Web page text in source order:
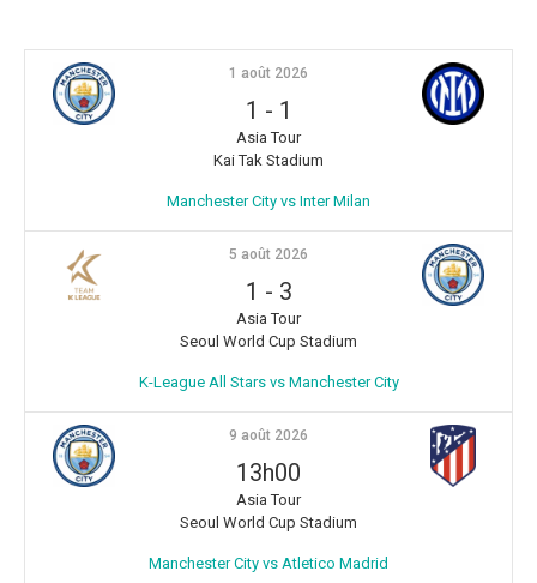
1 août 2026
1 - 1
Asia Tour
Kai Tak Stadium
Manchester City vs Inter Milan
5 août 2026
1 - 3
Asia Tour
Seoul World Cup Stadium
K-League All Stars vs Manchester City
9 août 2026
13h00
Asia Tour
Seoul World Cup Stadium
Manchester City vs Atletico Madrid